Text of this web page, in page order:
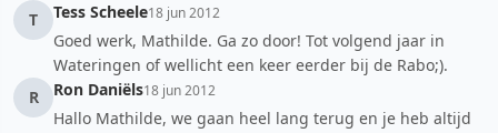
T Tess Scheele18 jun 2012
Goed werk, Mathilde. Ga zo door! Tot volgend jaar in
Wateringen of wellicht een keer eerder bij de Rabo;).
R
Ron Daniëls18 jun 2012
Hallo Mathilde, we gaan heel lang terug en je heb altijd